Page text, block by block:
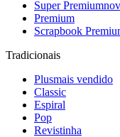
Super Premium
Premium
Scrapbook
Tradicionais
Plusmais vendido
Classic
Espiral
Pop
Revistinha